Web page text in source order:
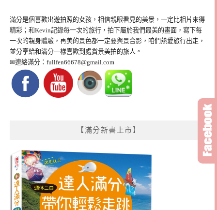
滿分是個喜歡出遊拍照的女孩，相信親眼看見的美景，一定比相片來得
精彩；和Kevin記錄每一次的旅行，拍下屬於我們最美的畫面，寫下每
一次的親身體驗，再美的景色都一定要與景合影，咱們熱愛旅行出走，
並分享給和滿分一樣喜歡到處賞景美拍的旅人。
✉連絡滿分： fullfen66678@gmail.com
【滿分新書上市】